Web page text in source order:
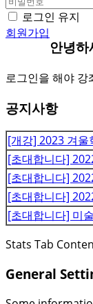
로그인 유지
회원가입
안녕하
로그인을 해야 강
공지사항
[개강] 2023 겨울
[초대합니다]
[초대합니다]
[초대합니다]
[초대합니다] 미
Stats Tab
General